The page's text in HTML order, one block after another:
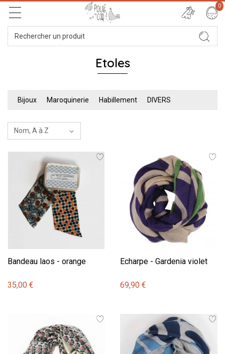
0
Etoles
Bijoux Maroquinerie Habillement DIVERS
Bandeau laos - orange
35,00 €
Echarpe - Gardenia violet
69,90 €